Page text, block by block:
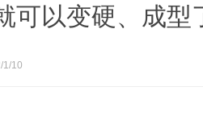
可以变硬、成型
1/10